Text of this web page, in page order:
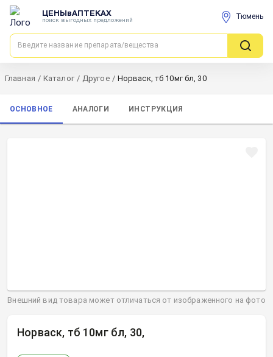
ЦЕНЫвАПТЕКАХ
поиск выгодных предложений Тюмень
Главная / Каталог / Другое / Норваск, тб 10мг бл, 30
ОСНОВНОЕ АНАЛОГИ ИНСТРУКЦИЯ
Норваск, тб 10мг бл, 30,
Внешний вид товара может отличаться от изображенного на фото